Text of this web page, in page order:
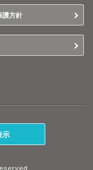
護方針
示